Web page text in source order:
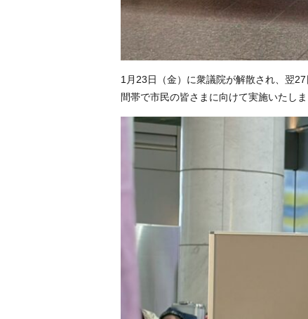
1月23日（金）に衆議院が解散され、翌
間帯で市民の皆さまに向けて実施いたしま